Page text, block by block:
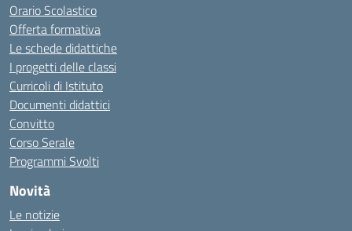
Orario Scolastico
Offerta formativa
Le schede didattiche
I progetti delle classi
Curricoli di Istituto
Documenti didattici
Convitto
Corso Serale
Programmi Svolti
Novità
Le notizie